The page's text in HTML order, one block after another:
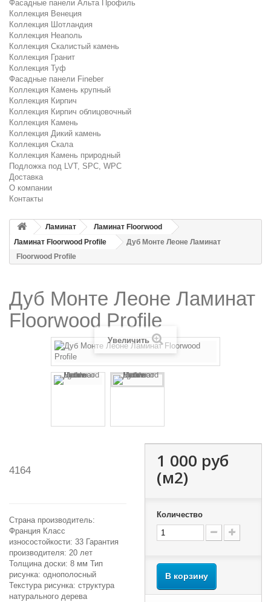
Фасадные панели Альта Профиль
Коллекция Венеция
Коллекция Шотландия
Коллекция Неаполь
Коллекция Скалистый камень
Коллекция Гранит
Коллекция Туф
Фасадные панели Fineber
Коллекция Камень крупный
Коллекция Кирпич
Коллекция Кирпич облицовочный
Коллекция Камень
Коллекция Дикий камень
Коллекция Скала
Коллекция Камень природный
Подложка под LVT, SPC, WPC
Доставка
О компании
Контакты
Ламинат
Ламинат Floorwood
Ламинат Floorwood Profile
Дуб Монте Леоне Ламинат
Floorwood Profile
Дуб Монте Леоне Ламинат
Floorwood Profile
Увеличить
4164
Страна производитель:
Франция Класс
износостойкости: 33 Гарантия
производителя: 20 лет
Толщина доски: 8 мм Тип
рисунка: однополосный
Текстура рисунка: структура
натурального дерева
1 000 руб
(м2)
Количество
В корзину